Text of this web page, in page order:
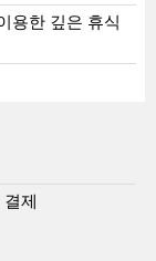
용한 깊은 휴식
제